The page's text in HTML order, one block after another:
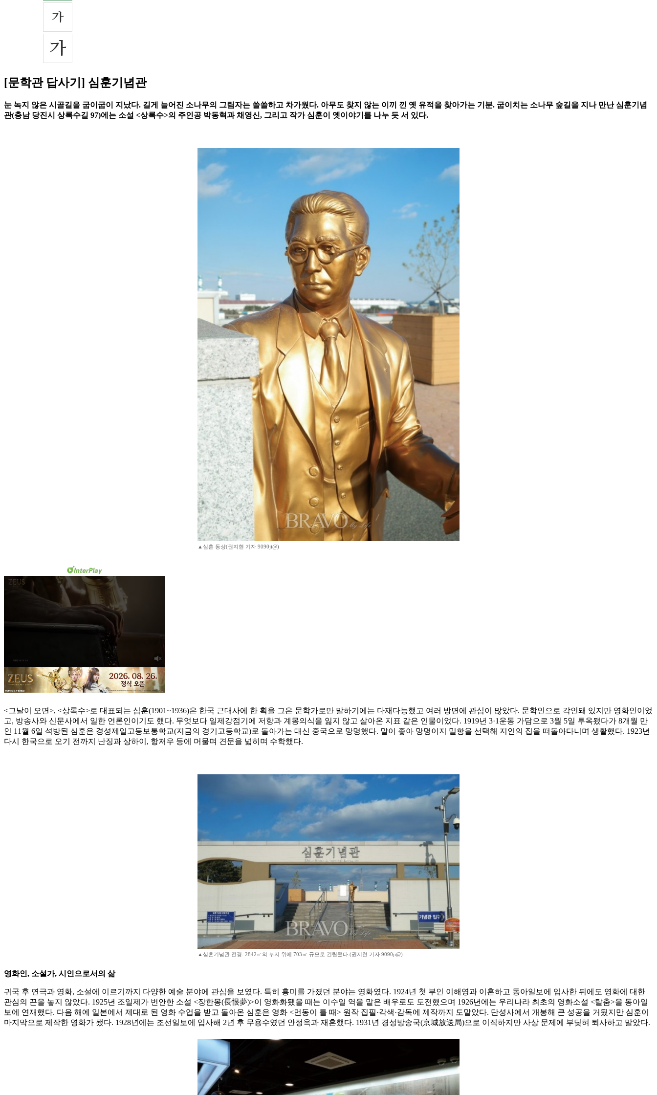
[문학관 답사기] 심훈기념관
눈 녹지 않은 시골길을 굽이굽이 지났다. 길게 늘어진 소나무의 그림자는 쓸쓸하고 차가웠다. 아무도 찾지 않는 이끼 낀 옛 유적을 찾아가는 기분. 굽이치는 소나무 숲길을 지나 만난 심훈기념
관(충남 당진시 상록수길 97)에는 소설 <상록수>의 주인공 박동혁과 채영신, 그리고 작가 심훈이 옛이야기를 나누 듯 서 있다.
▲심훈 동상(권지현 기자 9090ji@)
<그날이 오면>, <상록수>로 대표되는 심훈(1901~1936)은 한국 근대사에 한 획을 그은 문학가로만 말하기에는 다재다능했고 여러 방면에 관심이 많았다. 문학인으로 각인돼 있지만 영화인이었
고, 방송사와 신문사에서 일한 언론인이기도 했다. 무엇보다 일제강점기에 저항과 계몽의식을 잃지 않고 살아온 지표 같은 인물이었다. 1919년 3·1운동 가담으로 3월 5일 투옥됐다가 8개월 만
인 11월 6일 석방된 심훈은 경성제일고등보통학교(지금의 경기고등학교)로 돌아가는 대신 중국으로 망명했다. 말이 좋아 망명이지 밀항을 선택해 지인의 집을 떠돌아다니며 생활했다. 1923년
다시 한국으로 오기 전까지 난징과 상하이, 항저우 등에 머물며 견문을 넓히며 수학했다.
▲심훈기념관 전경. 2842㎡의 부지 위에 703㎡ 규모로 건립됐다.(권지현 기자 9090ji@)
영화인, 소설가, 시인으로서의 삶
귀국 후 연극과 영화, 소설에 이르기까지 다양한 예술 분야에 관심을 보였다. 특히 흥미를 가졌던 분야는 영화였다. 1924년 첫 부인 이해영과 이혼하고 동아일보에 입사한 뒤에도 영화에 대한
관심의 끈을 놓지 않았다. 1925년 조일제가 번안한 소설 <장한몽(長恨夢)>이 영화화됐을 때는 이수일 역을 맡은 배우로도 도전했으며 1926년에는 우리나라 최초의 영화소설 <탈춤>을 동아일
보에 연재했다. 다음 해에 일본에서 제대로 된 영화 수업을 받고 돌아온 심훈은 영화 <먼동이 틀 때> 원작 집필·각색·감독에 제작까지 도맡았다. 단성사에서 개봉해 큰 성공을 거뒀지만 심훈이
마지막으로 제작한 영화가 됐다. 1928년에는 조선일보에 입사해 2년 후 무용수였던 안정옥과 재혼했다. 1931년 경성방송국(京城放送局)으로 이직하지만 사상 문제에 부딪혀 퇴사하고 말았다.